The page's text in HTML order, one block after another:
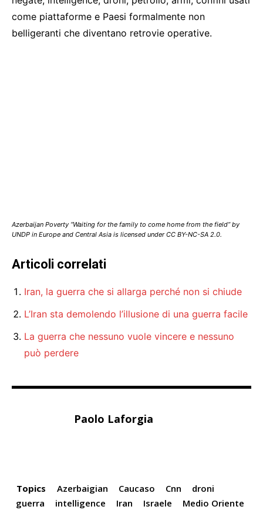
come piattaforme e Paesi formalmente non
belligeranti che diventano retrovie operative.
Azerbaijan Poverty “Waiting for the family to come home from the field” by
UNDP in Europe and Central Asia is licensed under CC BY-NC-SA 2.0.
Articoli correlati
Iran, la guerra che si allarga perché non si chiude
L’Iran sta demolendo l’illusione di una guerra facile
La guerra che nessuno vuole vincere e nessuno
può perdere
Paolo Laforgia
Topics Azerbaigian Caucaso Cnn
droni
guerra
intelligence Iran Israele
Medio Oriente